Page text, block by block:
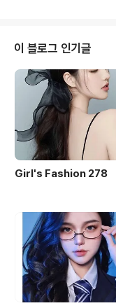
로 있어 줘요 이대로 가지 마
기가 나의 천국인걸요 오 나
여인 잠들지 말아요 이 많은
속마음 집에 가지 마요 나의
인 어색하게 얽힌 그녀의 손
맞춤 괜찮아요 이대로 가지
이 블로그 인기글
Girl's Fashion 278